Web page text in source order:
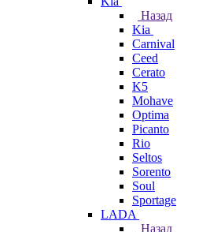
Назад
Kia
Carnival
Ceed
Cerato
K5
Mohave
Optima
Picanto
Rio
Seltos
Sorento
Soul
Sportage
LADA
Назад